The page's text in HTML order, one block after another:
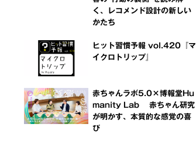
く、レコメンド設計の新しい
かたち
ヒット習慣予報 vol.420『マ
イクロトリップ』
赤ちゃんラボ5.0×博報堂Hu
manity Lab 赤ちゃん研究
が明かす、本質的な感覚の喜
び